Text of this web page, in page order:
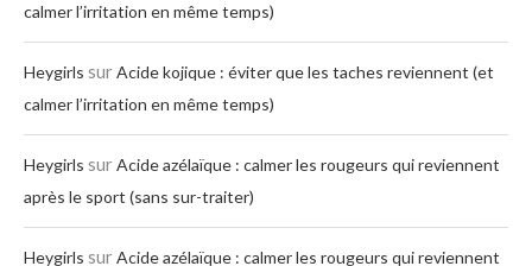
calmer l’irritation en même temps)
Heygirls surAcide kojique : éviter que les taches reviennent (et
calmer l’irritation en même temps)
Heygirls surAcide azélaïque : calmer les rougeurs qui reviennent
après le sport (sans sur-traiter)
Heygirls surAcide azélaïque : calmer les rougeurs qui reviennent